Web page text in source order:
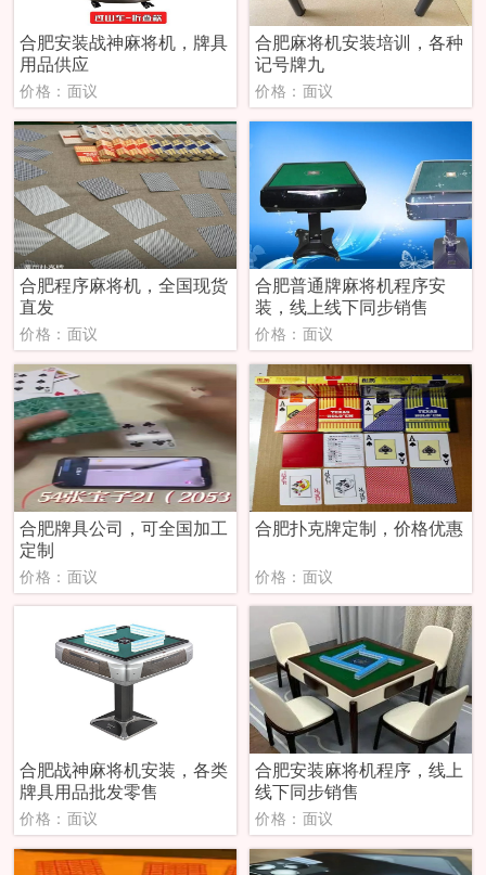
合肥安装战神麻将机，牌具
用品供应
价格：面议
合肥麻将机安装培训，各种
记号牌九
价格：面议
合肥程序麻将机，全国现货
直发
价格：面议
合肥普通牌麻将机程序安
装，线上线下同步销售
价格：面议
合肥牌具公司，可全国加工
定制
价格：面议
合肥扑克牌定制，价格优惠
价格：面议
合肥战神麻将机安装，各类
牌具用品批发零售
价格：面议
合肥安装麻将机程序，线上
线下同步销售
价格：面议